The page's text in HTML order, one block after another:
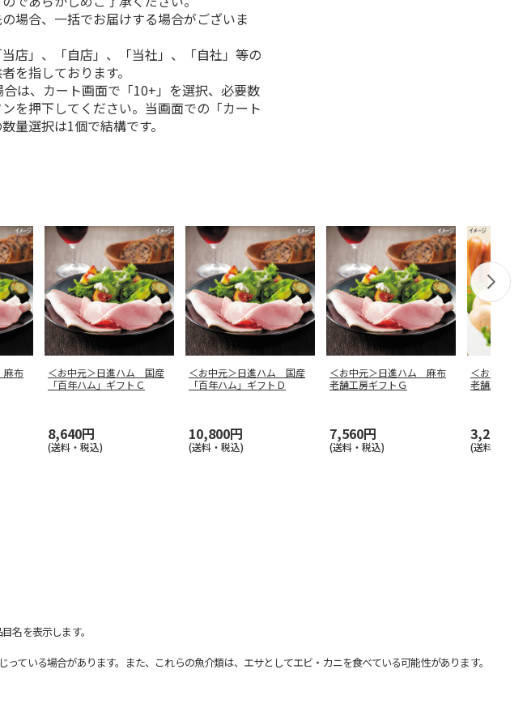
場合、一括でお届けする場合がございま
店」、「自店」、「当社」、「自社」等の
を指しております。
は、カート画面で「10+」を選択、必要数
を押下してください。当画面での「カート
量選択は1個で結構です。
麻布
＜お中元＞日進ハム 国産
「百年ハム」ギフトＣ
8,640円
(送料・税込)
＜お中元＞日進ハム 国産
「百年ハム」ギフトＤ
10,800円
(送料・税込)
＜お中元＞日進ハム 麻布
老舗工房ギフトＧ
7,560円
(送料・税込)
＜お中元＞
老舗工房ギ
3,240円
(送料・税込)
名を表示します。
いる場合があります。また、これらの魚介類は、エサとしてエビ・カニを食べている可能性があります。